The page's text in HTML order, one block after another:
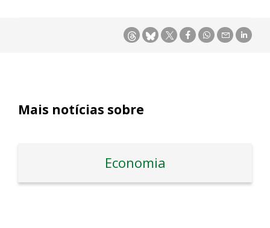
Mais notícias sobre
Economia